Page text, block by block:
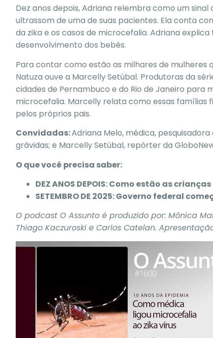
Dez anos depois, Adriana relembra como um
ultrassom de uma de suas pacientes. Ela conta
da zika e os casos de microcefalia. Adriana
desenvolvimento dos bebês.
Para contar como estão as milhares de mulheres
Natuza ouve a Marcelly Setúbal. Produtoras da
cidades de Pernambuco e do Rio de Janeiro para
microcefalia. Marcelly relata como essas famílias
pelos próprios pais.
Convidadas:Adriana Melo, médica,
grávidas; e Marcelly Setúbal, repórter da
O que você precisa saber:
DEZ ANOS DEPOIS:Como estão as
SETEMBRO DE 2025:Governo federal
O podcast O Assunto é produzido por: Mônica
Thiago Kaczuroski e Carlos Catelan.